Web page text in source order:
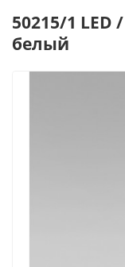
50215/1
белый